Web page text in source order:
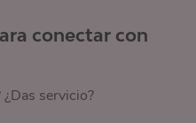
conectar con
¿Das servicio?